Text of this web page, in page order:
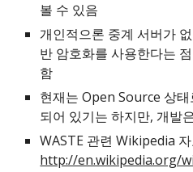
볼 수 있음
개인적으론 중계 서버가
반 암호화를 사용한다는
함
현재는 Open Source 상
되어 있기는 하지만, 개발
http://en.wikipedia.org/